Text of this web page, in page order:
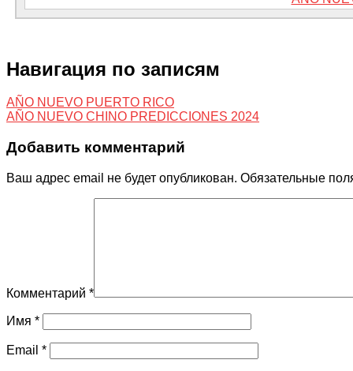
Навигация по записям
AÑO NUEVO PUERTO RICO
AÑO NUEVO CHINO PREDICCIONES 2024
Добавить комментарий
Ваш адрес email не будет опубликован. Обязательные
Комментарий *
Имя *
Email *